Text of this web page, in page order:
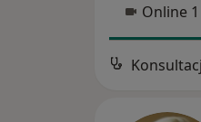
Online 1